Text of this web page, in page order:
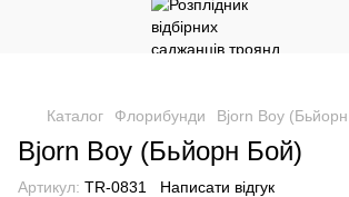
Каталог Флорибунди Bjorn Boy
Bjorn Boy (Бьйорн Бой)
Артикул: TR-0831 Написати відгук